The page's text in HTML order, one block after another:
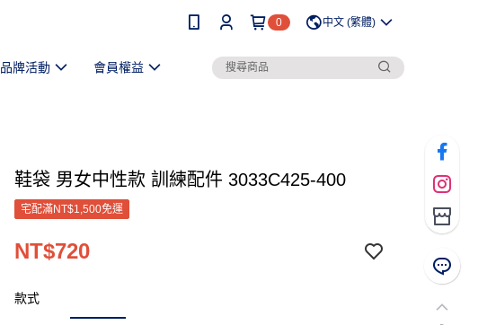
0 中文 (繁體)
品牌活動 會員權益
鞋袋 男女中性款 訓練配件 3033C425-400
宅配滿NT$1,500免運
NT$720
款式